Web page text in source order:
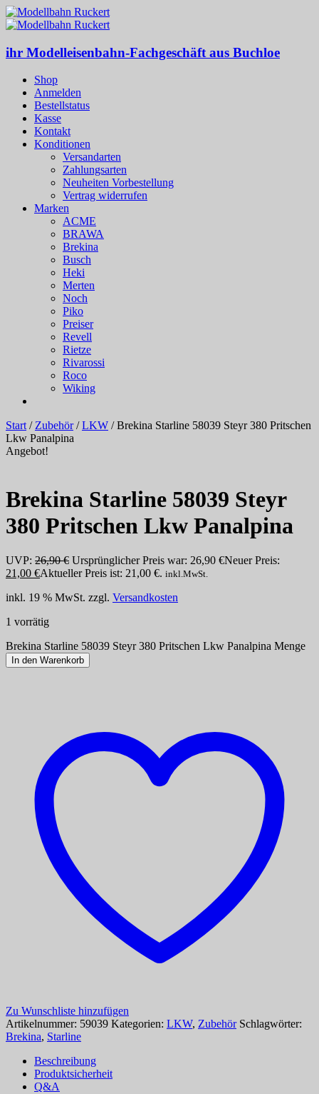
ihr Modelleisenbahn-Fachgeschäft aus Buchloe
Shop
Anmelden
Bestellstatus
Kasse
Kontakt
Konditionen
Versandarten
Zahlungsarten
Neuheiten Vorbestellung
Vertrag widerrufen
Marken
ACME
BRAWA
Brekina
Busch
Heki
Merten
Noch
Piko
Preiser
Revell
Rietze
Rivarossi
Roco
Wiking
Start/Zubehör/LKW / Brekina Starline 58039 Steyr 380 Pritschen
Lkw Panalpina
Angebot!
Brekina Starline 58039 Steyr
380 Pritschen Lkw Panalpina
UVP: 26,90€ Ursprünglicher Preis war: 26,90 €Neuer Preis:
21,00 €Aktueller Preis ist: 21,00 €. inkl.MwSt.
inkl. 19 % MwSt. zzgl. Versandkosten
1 vorrätig
Brekina Starline 58039 Steyr 380 Pritschen Lkw Panalpina Menge
In den Warenkorb
Zu Wunschliste hinzufügen
Artikelnummer: 59039 Kategorien: LKW, Zubehör Schlagwörter:
Brekina, Starline
Beschreibung
Produktsicherheit
Q&A